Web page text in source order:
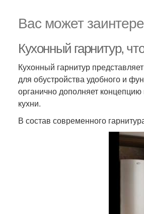
Вас может
Кухонный гарнитур,
Кухонный гарнитур
для обустройства удобного и
органично дополняет
кухни.
В состав современного